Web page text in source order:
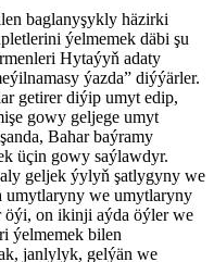
baglanyşykly häzirki
ýelmemek däbi şu
Hytaýyň adaty
ýazda” diýýärler.
getirer diýip umyt edip,
gowy geljege umyt
Bahar baýramy
üçin gowy saýlawdyr.
geljek ýylyň şatlygyny we
umytlaryny we umytlaryny
öýi, on ikinji aýda öýler we
ýelmemek bilen
janlylyk, gelýän we